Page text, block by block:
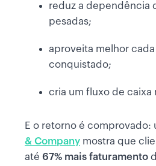
reduz a dependência
pesadas;
aproveita melhor
conquistado;
cria um fluxo de caixa
E o retorno é comprovado:
& Company mostra que
até 67% mais faturamento